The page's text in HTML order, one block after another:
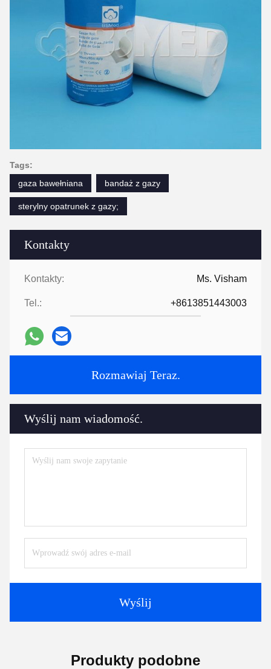
Kontakty
Kontakty: Ms. Visham
Tel.: +8613851443003
Rozmawiaj Teraz.
Wyślij nam wiadomość.
Wyślij
Tags:
gaza bawełniana
bandaż z gazy
sterylny opatrunek z gazy;
Produkty podobne